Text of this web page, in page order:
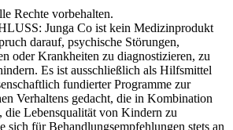
Rechte vorbehalten.
Junga Co ist kein Medizinprodukt
darauf, psychische Störungen,
oder Krankheiten zu diagnostizieren, zu
Es ist ausschließlich als Hilfsmittel
fundierter Programme zur
Verhaltens gedacht, die in Kombination
die Lebensqualität von Kindern zu
sich für Behandlungsempfehlungen stets an